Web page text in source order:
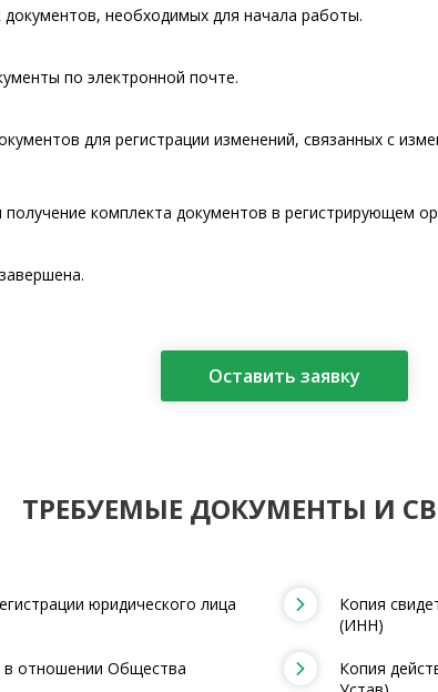
необходимых для начала работы.
по электронной почте.
для регистрации изменений, связанных с
комплекта документов в регистрирующем
Оставить заявку
ТРЕБУЕМЫЕ ДОКУМЕНТЫ И
юридического лица
Копия
(ИНН)
отношении Общества
Копия